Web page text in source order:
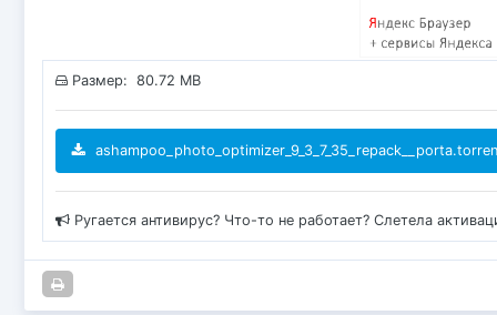
Размер: 80.72 MB
Ругается антивирус? Что-то не работает? Слетела